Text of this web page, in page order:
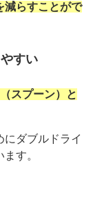
減らすことがで
すい
スプーン）と
ダブルドライ
す。